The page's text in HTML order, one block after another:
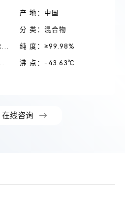
产 地：中国
分 类：混合物
纯 度：≥99.98%
沸 点：-43.63℃
在线咨询